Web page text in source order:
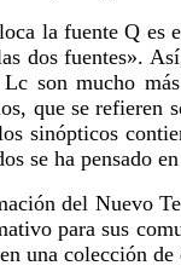
la fuente Q
dos fuentes».
son mucho
que se
sinópticos
se ha pensado
del Nuevo
para sus
una colección